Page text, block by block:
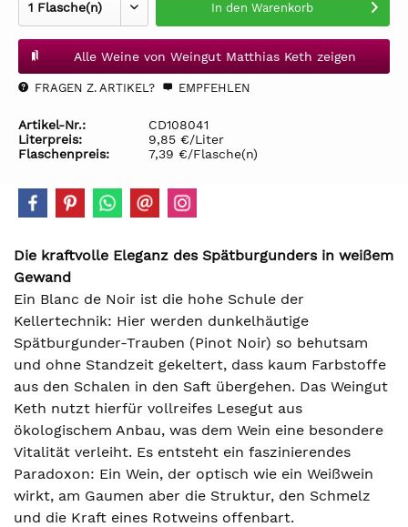
In den Warenkorb
Alle Weine von Weingut Matthias Keth zeigen
FRAGEN Z. ARTIKEL? EMPFEHLEN
Artikel-Nr.:
CD108041
Literpreis:
9,85 €/Liter
Flaschenpreis:
7,39 €/Flasche(n)
Die kraftvolle Eleganz des Spätburgunders in weißem
Gewand
Ein Blanc de Noir ist die hohe Schule der
Kellertechnik: Hier werden dunkelhäutige
Spätburgunder-Trauben (Pinot Noir) so behutsam
und ohne Standzeit gekeltert, dass kaum Farbstoffe
aus den Schalen in den Saft übergehen. Das Weingut
Keth nutzt hierfür vollreifes Lesegut aus
ökologischem Anbau, was dem Wein eine besondere
Vitalität verleiht. Es entsteht ein faszinierendes
Paradoxon: Ein Wein, der optisch wie ein Weißwein
wirkt, am Gaumen aber die Struktur, den Schmelz
und die Kraft eines Rotweins offenbart.